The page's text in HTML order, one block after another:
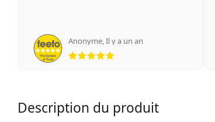
Anonyme,Il y a un an
évaluation 5 sur 5
Description du produit